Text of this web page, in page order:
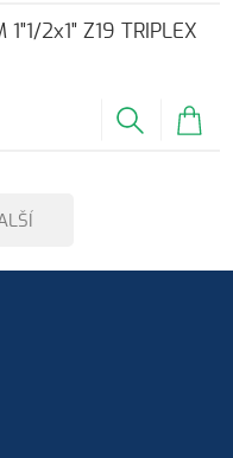
1"1/2x1" Z19 TRIPLEX